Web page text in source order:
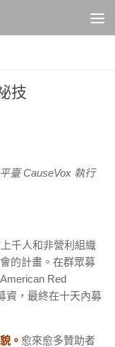
技
臺 CauseVox 執行
千人和非營利組織
的計畫。在群眾募
Red
資，最終在十天內募
。 愈來愈多贊助者